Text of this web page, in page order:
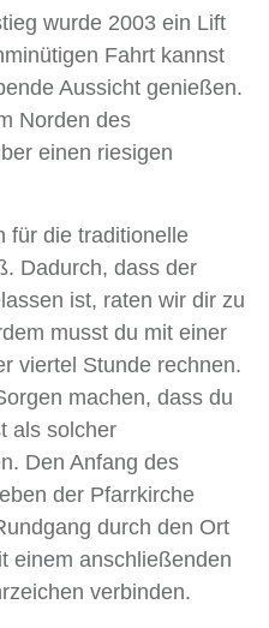
wurde 2003 ein Lift
Fahrt kannst
Aussicht genießen.
Norden des
einen riesigen
für die traditionelle
Dadurch, dass der
ist, raten wir dir zu
musst du mit einer
viertel Stunde rechnen.
machen, dass du
als solcher
Den Anfang des
der Pfarrkirche
durch den Ort
einem anschließenden
verbinden.